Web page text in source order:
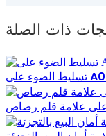
ذات الصلة